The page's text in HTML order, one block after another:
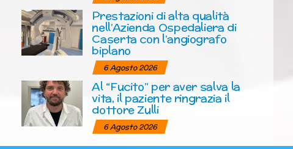
Prestazioni di alta qualità
nell’Azienda Ospedaliera di
Caserta con l’angiografo
biplano
6 Agosto 2026
Al “Fucito” per aver salva la
vita, il paziente ringrazia il
dottore Zulli
6 Agosto 2026